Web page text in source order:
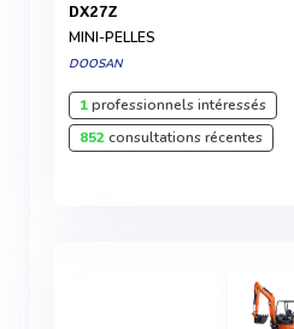
DX27Z
MINI-PELLES
DOOSAN
1professionnels intéressés
852consultations récentes